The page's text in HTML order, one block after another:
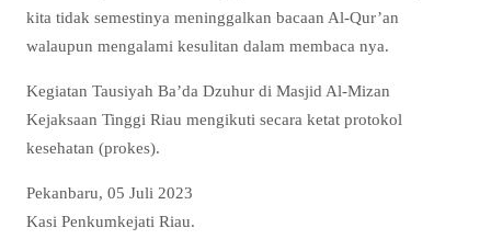
kita tidak semestinya meninggalkan bacaan Al-Qur’an
walaupun mengalami kesulitan dalam membaca nya.
Kegiatan Tausiyah Ba’da Dzuhur di Masjid Al-Mizan
Kejaksaan Tinggi Riau mengikuti secara ketat protokol
kesehatan (prokes).
Pekanbaru, 05 Juli 2023
Kasi Penkumkejati Riau.